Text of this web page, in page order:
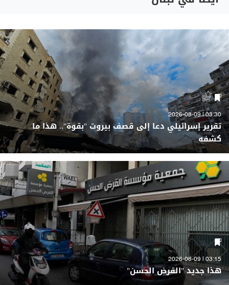
03:30 | 2026-08-09
تقرير إسرائيلي دعا إلى قصف بيروت "بقوة".. هذا ما
كشفه
03:15 | 2026-08-09
هذا جديد "القرض الحسن"